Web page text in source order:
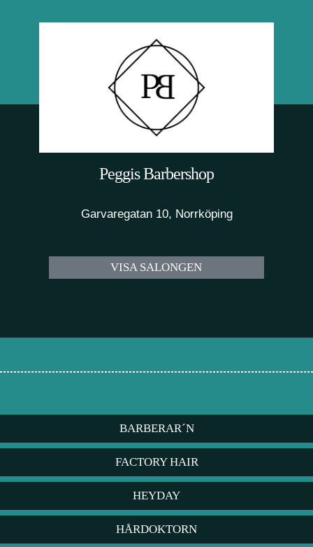
Peggis Barbershop
Garvaregatan 10, Norrköping
VISA SALONGEN
BARBERAR´N
FACTORY HAIR
HEYDAY
HÅRDOKTORN